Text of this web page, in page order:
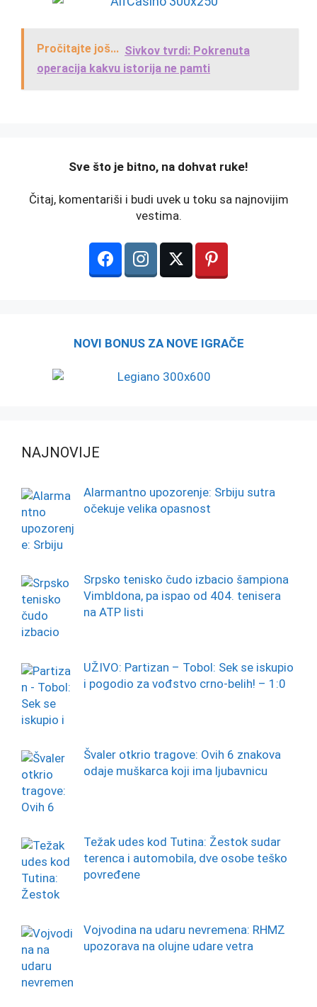
Pročitajte još... Sivkov tvrdi: Pokrenuta
operacija kakvu istorija ne pamti
️Sve što je bitno, na dohvat ruke!
Čitaj, komentariši i budi uvek u toku sa najnovijim
vestima.
NOVI BONUS ZA NOVE IGRAČE
NAJNOVIJE
Alarmantno upozorenje: Srbiju sutra
očekuje velika opasnost
Srpsko tenisko čudo izbacio šampiona
Vimbldona, pa ispao od 404. tenisera
na ATP listi
UŽIVO: Partizan – Tobol: Sek se iskupio
i pogodio za vođstvo crno-belih! – 1:0
Švaler otkrio tragove: Ovih 6 znakova
odaje muškarca koji ima ljubavnicu
Težak udes kod Tutina: Žestok sudar
terenca i automobila, dve osobe teško
povređene
Vojvodina na udaru nevremena: RHMZ
upozorava na olujne udare vetra